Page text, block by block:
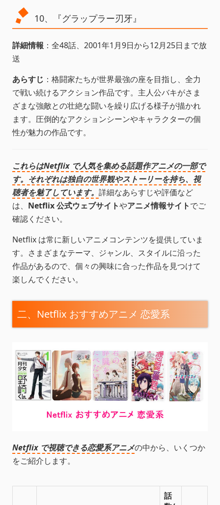
10、『グラップラー刃牙』
詳細情報 ：全48話、2001年1月9日から12月25日まで放
送
あらすじ ：格闘家たちが世界最強の座を目指し、全力
で戦い続けるアクション作品です。主人公バキがさま
ざまな強敵との壮絶な闘いを繰り広げる様子が描かれ
ます。圧倒的なアクションシーンやキャラクターの個
性が魅力の作品です。
これらはNetflix で人気を集める話題作アニメの一部で
す。それぞれは独自の世界観やストーリーを持ち、視
聴者を魅了しています。 詳細なあらすじや評価など
は、 Netflix 公式ウェブサイトやアニメ情報サイトでご
確認ください。
Netflix は常に新しいアニメコンテンツを提供していま
す。さまざまなテーマ、ジャンル、スタイルに沿った
作品があるので、個々の興味に合った作品を見つけて
楽しんでください。
二、Netflix おすすめアニメ 恋愛系
Netflix で視聴できる恋愛系アニメの中から、いくつか
をご紹介します。
話